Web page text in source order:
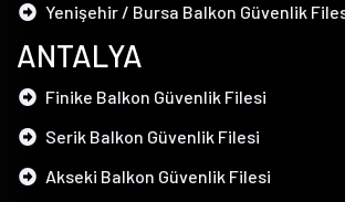
Yenişehir / Bursa Balkon Güvenlik
ANTALYA
Finike Balkon Güvenlik Filesi
Serik Balkon Güvenlik Filesi
Akseki Balkon Güvenlik Filesi